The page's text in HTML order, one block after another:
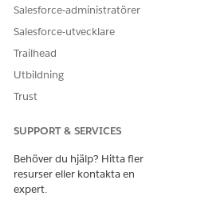
Salesforce-administratörer
Salesforce-utvecklare
Trailhead
Utbildning
Trust
SUPPORT & SERVICES
Behöver du hjälp? Hitta fler
resurser eller kontakta en
expert.